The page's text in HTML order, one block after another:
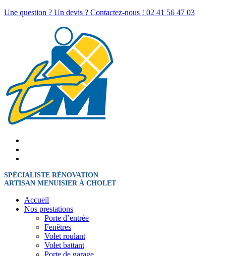
Une question ? Un devis ? Contactez-nous ! 02 41 56 47 03
SPÉCIALISTE RÉNOVATION
ARTISAN MENUISIER À CHOLET
Accueil
Nos prestations
Porte d’entrée
Fenêtres
Volet roulant
Volet battant
Porte de garage